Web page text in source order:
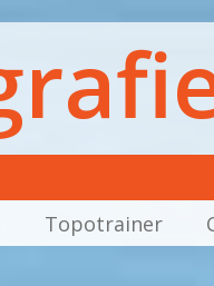
Topotrainer